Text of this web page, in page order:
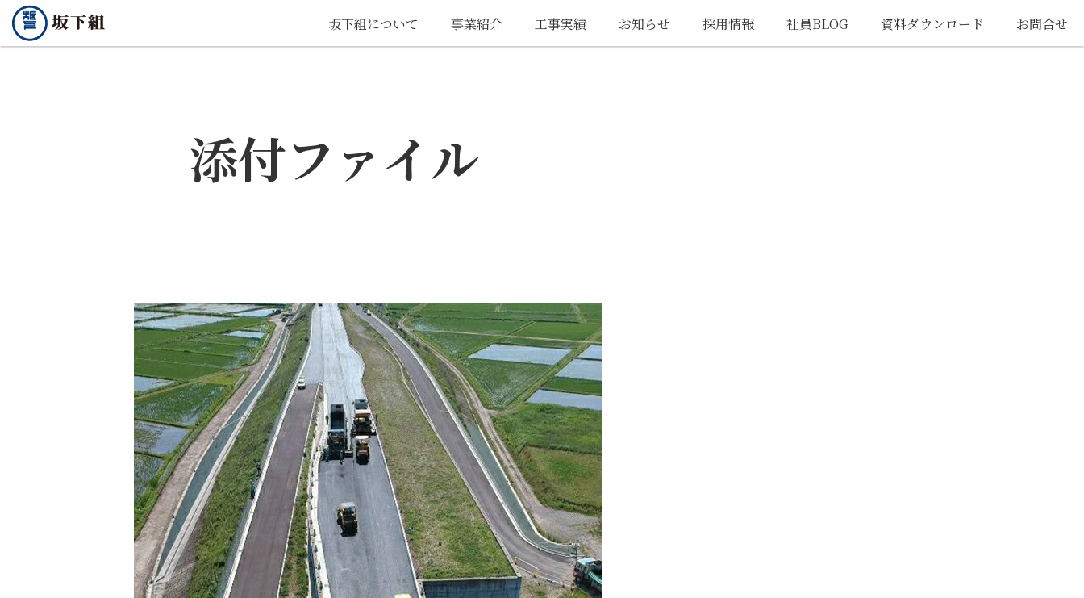
坂下組について 事業紹介 工事実績 お知らせ 採用情報 社員BLOG 資料ダウンロード お問合せ
添付ファイル